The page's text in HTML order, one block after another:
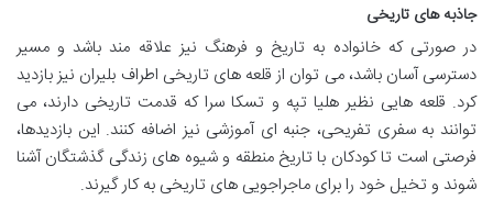
جاذبه های تاریخی
در صورتی که خانواده به تاریخ و فرهنگ نیز علاقه مند باشد و مسیر
دسترسی آسان باشد، می توان از قلعه های تاریخی اطراف بلیران نیز بازدید
کرد. قلعه هایی نظیر هلیا تپه و تسکا سرا که قدمت تاریخی دارند، می
توانند به سفری تفریحی، جنبه ای آموزشی نیز اضافه کنند. این بازدیدها،
فرصتی است تا کودکان با تاریخ منطقه و شیوه های زندگی گذشتگان آشنا
شوند و تخیل خود را برای ماجراجویی های تاریخی به کار گیرند.